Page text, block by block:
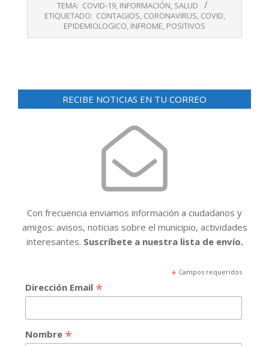
TEMA: COVID-19, INFORMACIÓN, SALUD
ETIQUETADO: CONTAGIOS, CORONAVIRUS, COVID,
EPIDEMIOLOGICO, INFROME, POSITIVOS
RECIBE NOTICIAS EN TU CORREO
Con frecuencia enviamos información a ciudadanos y
amigos: avisos, noticias sobre el municipio, actividades
interesantes. Suscríbete a nuestra lista de envío.
*Campos requeridos
Dirección Email *
Nombre *